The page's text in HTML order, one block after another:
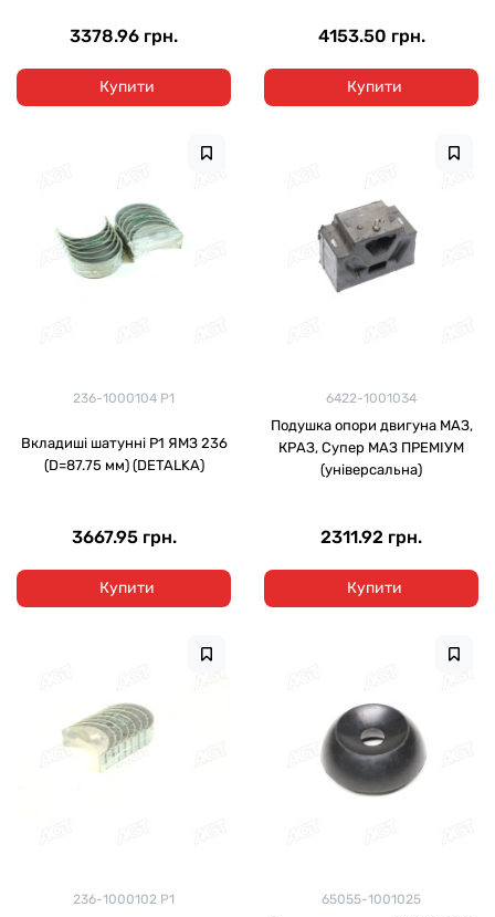
3378.96 грн.
Купити
4153.50 грн.
Купити
236-1000104 Р1
Вкладиші шатунні Р1 ЯМЗ 236
(D=87.75 мм) (DETALKA)
3667.95 грн.
Купити
6422-1001034
Подушка опори двигуна МАЗ,
КРАЗ, Супер МАЗ ПРЕМІУМ
(універсальна)
2311.92 грн.
Купити
236-1000102 Р1 65055-1001025